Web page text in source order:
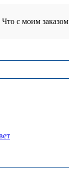
Что с моим заказом